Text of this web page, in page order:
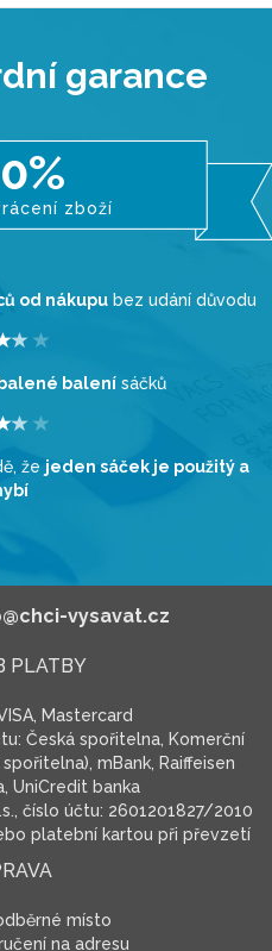
garance
zboží
od nákupubez udání důvodu
balenísáčků
že jeden sáček je použitý a
vysavat.cz
PLATBY
Mastercard
Česká spořitelna, Komerční
mBank, Raiffeisen
UniCredit banka
číslo účtu: 2601201827/2010
platební kartou při převzetí
místo
na adresu